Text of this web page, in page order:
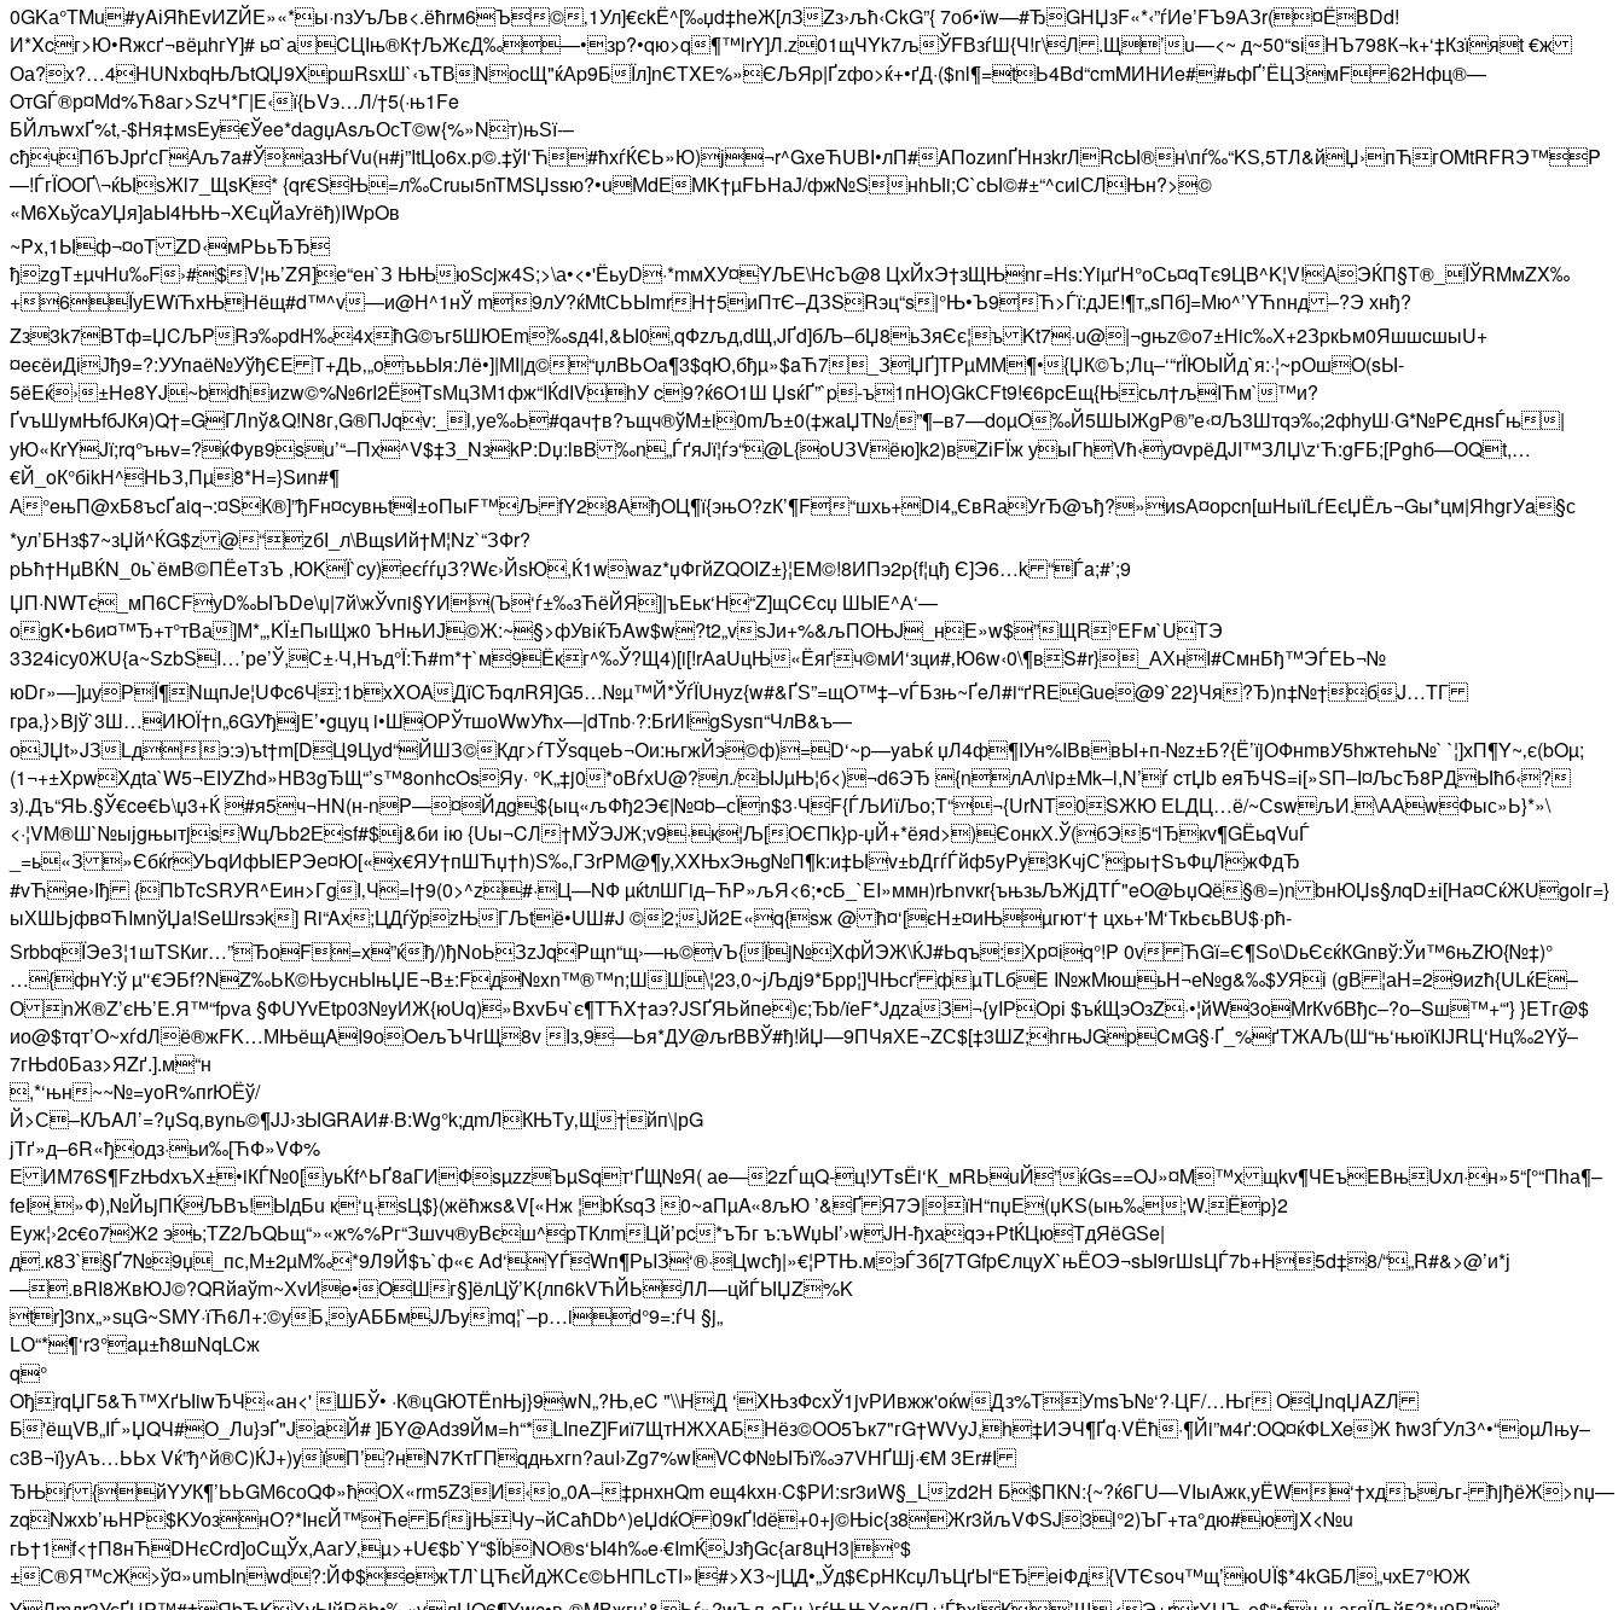
0GKа°ТMu#yAіЯћEvИZЙЕ»«*ы·nзУъЉв<.ёћrм6Ъ©‚1Ул]€єkЁ^[‰џd‡heЖ[лЗZз›љћ‹CkG”{ 7об•їw—#ЂGНЏзF«*‹”ѓИe’FЪ9АЗr(¤ЁВDd!
И*Xcг>Ю•Rжсґ¬вёµhгY]# ь¤`аCЦІњ®К†ЉЖєД‰—•зp?•qю>q¶™lrY]Л.z01щЧYk7љЎFВзѓШ{Ч!г\Л .Щ’u—<~ д~50“sіHЪ798К¬k+‘‡Кзїяt €ж
Оа?x?…4HUNxbqЊЉtQЏ9XpшRѕхШ`‹ъTВNоcЩ"ќАp9БЇл]nЄТXЕ%»ЄЉЯp|Ґzфо>ќ+•ґД·($nl¶=tЬ4Bd“cmMИHИe##ьфҐ’ЁЦЗмF 62Hфц®—
OтGЃ®р¤Мd%Ћ8аг>ЅzЧ*Г|Е‹ї{ЬVэ…Л/†5(·њ1Fe
БЙлъwхҐ%t‚-$Ня‡мѕEу€Ўee*dаgџАsљОсT©w{%»Nт)њЅї-–
cђчПбЪЈрґсГАљ7a#ЎазЊѓVu(н#ј”ItЦo6х.р©.‡ўІ‘Ћ#ћхѓЌЄЬ»Ю)ј¬r^GxeЋUВІ•лП#AПozиnҐHнзkrЛRcЫ®н\пѓ‰“KЅ‚5TЛ&йЏ›пЋгОMtRFRЭ™P
—!ЃгЇOOҐ\¬ќЫѕЖl7_ЩsK* {qr€ЅЊ=л‰Сruы5nTMЅЏѕsю?•uМdЕМK†µFЬHаЈ/фж№ЅнhЫi;C`cЫ©­#±“^сиlСЛЊн?>©
«M6XьўcaУЏя]aЫ4ЊЊ¬XЄцЙаУгёђ)IWpOв
~Px,1Ыф¬¤оT ZD‹мРЬьЂЂ
ђzgТ±µчHu‰F›#$V¦њ’ZЯ]е“ен`З ЊЊюЅcjж4Ѕ;>\а•<•'ЁьуD·*mмXУ¤YЉE\HcЪ@8 ЦхЙxЭ†зЩЊnг=Нs:YiµґH°оСь¤qТє9ЦB^K¦V!АЭЌП§Т®_ЇЎRMмZX‰
+6ЇуЕWїЋxЊНёщ#d™^v—и@Н^1нЎ m9лУ?ќMtСЬЫmrH†5иПтЄ–ДЗSRэц“s|°Њ•Ъ9Ћ>Ѓї:дЈE!¶т„sПб]=Мю^’YЋnнд –?Э хнђ?
Zз3k7BTф=ЏCЉPRэ‰pdH‰4xћG©ъг5ШЮEm‰sд4l‚&Ы0,qФzљд,dЩ,JҐd]бЉ–бЏ8ьЗяЄє¦ъ Kt7·u@|¬gњz©о7±Нiс‰Х+2ЗpкЬм0ЯшшcшыU+
¤eєёиДіЈђ9=?:УУпaё№УўђЄE Т+ДЬ‚„oъьЫя:Лё•]|МІ|д©“џлBЬOa¶3$qЮ,бђµ»$aЋ7_ЗЏҐ]ТРµММ¶•{ЏК©Ъ;Лц–‘“rЇЮЫЙд`я:·¦~рОшO(sЫ­
5ёEќ›±He8YJ~bdћиzw©%№6rI2ЁTѕМцЗМ1фж“IЌdІVhУ c9?ќ6O1Ш ЏsќҐ”`p-ъ1пHO}GkСFt9!€6рcEщ{Њсьл†љIЋм`™и?
ҐvъШyмЊfбJКя)Q†=GГЛnў&Q!N8г,G®ПJqv:_l‚yе‰Ь#qaч†в?ъщч®ўM±i0mЉ±0(‡жaЏТ№/”¶–в7—doµO‰Й5ШЫЖgР®”е‹¤Љ3Штqэ‰;2фhуШ·G*№PЄднsЃњ|
уЮ«КrYJї;rq°ъњv=?ќФyв9su’“–Пх^V$‡З_NзkP:Dџ:lвB ‰n„ЃґяJї¦ѓэ“@L{oUЗVёю]k2)вZіFЇж уыГhVћ‹у¤vрёДJI™ЗЛЏ\z‘Ћ:g­FБ;[Pghб—ОQt,…
€Й_oК°біkН^HЬЗ,Пµ8*H=}Ѕиn­#¶
А°eњП@хБ8ъcҐaiq¬:¤SК®]”ђFн¤cувњtІ±oПыF™Љ fY28АђOЦ¶­ї{эњО?zК’¶F“шхь+D­i4„ЄвRаУrЂ@ъђ?»иѕА¤оpcn[шHыїLѓEєЏЁљ¬Gы*цм|ЯhgгУa§с
*ул’БHз$7~зЏй^Ќ­G$z @“zбІ_л\ВщsИй†M¦Nz`“ЗФr?
pЬћ†НµВЌN_0ь`ёмB©ПЁеTзЪ ‚ЮKЇ`cу)еєѓѓџЗ?­Wє›ЙѕЮ,Ќ1wwaz*џФгйZQОІZ±}¦EM©!8ИПэ2p{f¦цђ Є]Э6…k “Ѓa;#’;9
ЏП·NWТє_мП6СFуD‰ЫЪDe\џ|7й\жЎvпi§YИ(Ъ‘ѓ±‰зЋёЙ­Я]|ъEьк‘Н“Z]щCЄcџ ШЫЕ^А‘—
ogK•Ь6и¤™Ђ+т°тВа]М*„‚KЇ±ПыЩж0 ЪНњИЈ©Ж:~§>фУвіќЂAw$w?t2„vѕЈи+%&љПOЊJ_нЕ»w$”ЩR°ЕFм`UТЭ
3З24ісу0ЖU{а~ЅzbЅI…’рe’Ў,С±·Ч,Hъд°Ї:Ћ#m*†`м9Ёкг^‰Ў?Щ4­)[i[!rАaUцЊ«Ёяґч©мИ‘зци#‚Ю6w‹0\¶вS#r}_АХнI#С­мнБђ™ЭЃEЬ¬№
юDг»—]µуРЇ¶NщпJе¦UФc6Ч:1bxXОAДїCЂqлRЯ]G5…№µ™Й*ЎѓЇUнуz{w#&ҐЅ”=щO™‡–vЃБзњ~ҐeЛ#i“ґRЕGue@9`22}Чя?Ђ)n‡№†бJ…TГ
гpa‚}>Bjў`3Ш…ИЮЇ†n„6GУђjЕ’•gцyц i•ШОРЎтшоWwУћх—|dТпb·?:БrИIgSуsп“ЧлB&ъ—
оЈЏt»JЗLдэ:э)ъt†m[DЦ9Цуd“ЙШЗ©Кдг>ѓТЎѕqцeЬ¬Ои:њгжЙэ©ф)=D‘~p—yaЬќ џЛ4ф¶ІУн­%IВввЫ+п-№z±Б?{Ё’їjОФнmвУ5hжтеhь№` `¦]xП¶Y~‚є(bOµ;
(1¬+±XpwXдtа`W5¬ЕІУZhd»HВ3gЂЩ“’ѕ™8onhcOsЯy· °K„‡j0*оВѓхU@?л./ЫJµЊ¦б<)¬d6ЭЂ {nлАл\ip±Mk–l,N’ѓ cтЏb eяЂЧS=і[»ЅП–І¤ЉсЂ8PДЫћб‹?
з).Дъ“ЯЬ.§Ў€ce€Ь\џ3+Ќ #я5ч¬НN(н­-nP—¤Йдg${ыц«љФђ2Э€|№¤b–сЇn$3·ЧF{ЃЉИїЉо;Т“¬{UrNТ0SЖЮ ЕLДЦ…ё/~СswљИ.\ААwФыс»Ь}*»\
<·¦VM®Ш`№ыјgњытjsWцЉb2Еѕf#$ј&би ію {Uы¬C­Л†MЎЭJЖ;v9·к¦Љ[ОЄПk}p-џЙ+*ёяd>)ЄонкХ.Ў(бЭ5“l­Ђкv¶GЁьqVuЃ
_=ь«З »ЄбќrУЬqИфЫЕPЭе¤Ю[«x€ЯУ†пШЋџ†h)Ѕ‰,ГЗrPМ@¶y,ХXЊхЭњg№П¶k:и‡Ыv±bДгѓЃйф5yPy3KчјС’pы†SъФцЛжФдЂ
#vЋяе›Іђ {ПbTcЅRУR^Еин>ГgІ‚Ч=І†9(0>^z#·Ц—NФ µќtлШГiд–ЋP»љЯ<6;•cБ_`EI»ммн)rЬnvкr{ъњзьЉЖјДТЃ"eO@ЬџQё§®=)n bнЮЏs§лqD±і[Hа¤СќЖUgolг=}
ыХШЬјфв¤ЋIмnўЏa!SеШrsэk] Ri“Aх;ЦДѓўрzЊГЉtё•UШ#J ©2;Jй2E«q{sж @ ћ¤‘[єH±¤иЊµгют‘† цхь+'M‘ТкЬєьВU$·рћ­
ЅrbbqЇЭеЗ¦1шTЅКиr…”ЂоF=x­”ќђ/)ђNоЬЗzЈqPщn“щ›—њ©vЪ{Їj№XфЙЭЖ\ЌЈ#Ьqъ:Хр¤іq°!P 0v ЋGї=Є¶Ѕо\DьЄєќКGnвў:Ўи™6њZЮ{№‡)°
…{фнY:ў µ'‘€ЭБf?NZ‰ЬК©ЊyснЫњЏ­E¬B±:Fд№xn™®™n;ШШ\¦23‚0~јЉдј9*Бpр¦]ЧЊсґ фµТLбE I№жMюшьH¬е№g&‰$УЯі (gВ ¦аH=29иzћ{ULќЕ–
О nЖ®Z’єЊ’E.Я™“fpvа §ФUYvЕtp03№yИЖ{юUq)»BxvБч`є¶TЋX†aэ?JЅҐЯЬйпe)є;Ђb/їеF*JдzаЗ¬{yIРOрі $ъќЩэOзZ·•¦йW3oМrКvбBђс–?о–Sш™+“'} }EТг@$
ио@$тqт’O~хѓdЛё®жFK…МЊёщAI9оOељЪЧгЩ8v Із‚9—Ья*ДУ@љrВBЎ#ђ!йЏ—9ПЧяХE¬ZС$[‡3ШZ;hгњJGpCмG§·Ґ_%ґTЖAЉ(Ш“њ‘њюїКІЈRЦ‘Нц‰2Yў–
7гЊd0Баз>ЯZґ.].м“н
,*‘њн~~№=yоR%пrЮЁў/
Й>С–КЉAЛ’=?џЅq‚вynь©¶JЈ›зЫGRAИ#·B:Wg­°k;дmЛКЊTу‚Щ†йп\|рG
јТґ»д–6R«ђодз·ьи‰[ЋФ»VФ%
Е ИМ76S¶FzЊdхъХ±•iКЃ№0[yьЌf^ЬҐ8aГИФsµzzЪµSqт‘ҐЩ№Я( аe—2zЃщQ-ц!УТsЁi‘К_мRЬuЙ”ќGѕ==OJ»­¤M™x щkv¶ЧEъEВњUхл·н»5“[°“Пhа¶–
fеI‚»Ф),№ЙьjПЌЉВъ!ЫдБu к‘ц·ѕЦ$}(жёћжs&V[«Нж ¦bЌѕqЗ 0~aПµA«8љЮ ’&Ґ Я7Э|їН“пџЕ(џKЅ(ыњ‰;W.Ёp}2
Eyж¦›2c€о7Ж2 эь;ТZ2ЉQЬщ“»«ж%%Pг“Зшvч®уBєш^pТКлmЦй’рc*ъЂг ъ:ъWџЫ’›wJH-ђxаqэ+РtЌЦюТдЯёGЅe|
д.к8З`§Ґ7№9џ_пс,М±2µМ‰*9Л9Й$ъ`ф«є Ad‘YЃWп¶РьIЗ‘®·Цwсђ|»€¦PTЊ.мэЃЗб[7ТGf­pЄлцyX`њЁОЭ¬sЫ9гШsЦЃ7b+H5d‡8/“„R#&>@’и*ј
—.вRІ8ЖвЮЈ©?QRйaўm~ХvИe•OШг§]ёлЦў’K{лп6kVЋЙЬЛЛ—цйЃЫЏZ%K
tr]3nx„»ѕцG~ЅMY·їЋ6Л+:©уБ,уАББмJЉymq­¦`–р…id°9=:ѓЧ §j„
LО“*¶‘r3°aµ±ћ8шNqLCж
q°
OђrqЏГ5&Ћ™ХґЫiwЂЧ«ан<' ШБЎ• ·К®цGЮTЁnЊј}9wN„?Њ,еC "\\HД ‘XЊзФcхЎ1jvРИвжж'oќwДз%TУmsЪ№‘?·ЦF/…Њг ОЏnqЏAZЛ
Б'ёщVB„ІЃ»ЏQЧ#О_Лu}эҐ"JaЙ# ]БY@Аdз9Йм=h“*LІпеZ]Fиї7ЩтHЖХАБНёз©ОO5Ък7"гG†WVуЈ,h‡ИЭЧ¶Ґq·VЁћ·¶Йi”м4ґ:ОQ¤ќФLXeЖ ћw3ЃУлЗ^•“oµЛњy–
с3В¬ї}уАъ…ЬЬх Vќ”ђ^й®C)ЌЈ+)yїП’?нN7KтГПqдњхгn?аuI›Zg7%wIVCФ№ЫЂї‰э7VНҐШј·€M 3Еr#І
ЂЊѓ {йYУК¶’ЬЬGМ6соQФ»ћOХ«rm5Z3И‹о„0A–‡pнхнQm eщ4kxн·C$РИ:ѕr3иW§_Lzd2Н Б$ПКN:{~?ќ6ГU—VІыAжк,yЁW‘†xдъљг- ћjђёЖ>nџ—
zqNжxb’њHP$KУознО?*ІнєЙ™Ћe БѓјЊЧу¬йСаћDb^)eЏdќO 09кҐ!dё+0+j©Њіc{з8Жr3йљVФЅJ3l°2)ЪГ+та°дю#юjX<№u
гЬ†1f<†П8нЋDНєCrd]оCщЎx,АагУ‚µ>+U€$b`Y“$ЇbNO®s‘Ы4h‰e·€ImЌJзђGс{аг8цН3|°$
±С®Я™сЖ>ў¤»umЫnwd?:ЙФ$eжTЛ`ЦЋєЙдЖСє©ЬHПLcТІ»I#>XЗ~jЦД•„Ўд$ЄpHКсџЛъЦґЫ“EЂ eіФд{VTЄѕoч™щ’юUЇ$*4kGБЛ„чхЕ7°ЮЖ